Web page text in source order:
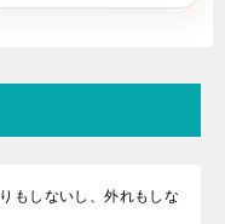
もしないし、外れもしな